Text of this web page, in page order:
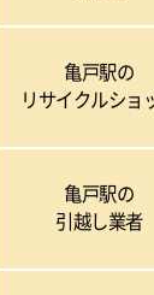
亀戸駅の
リサイクルショ
亀戸駅の
引越し業者